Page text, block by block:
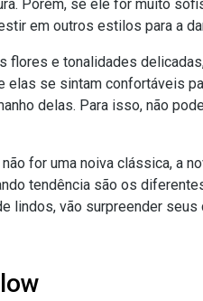
Porém, se ele for muito
em outros estilos para a
flores e tonalidades
elas se sintam confortáveis
delas. Para isso, não
for uma noiva clássica, a
tendência são os
lindos, vão surpreender